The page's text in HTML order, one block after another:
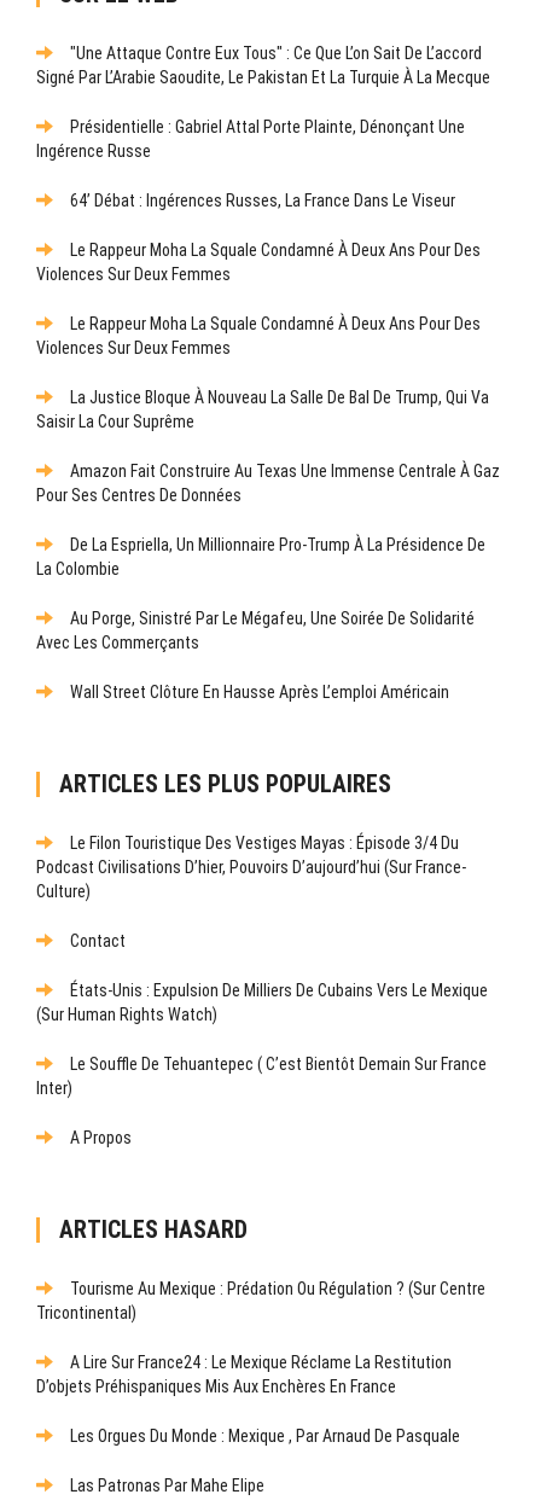
"Une Attaque Contre Eux Tous" : Ce Que L’on Sait De L’accord
Signé Par L’Arabie Saoudite, Le Pakistan Et La Turquie À La Mecque
Présidentielle : Gabriel Attal Porte Plainte, Dénonçant Une
Ingérence Russe
64’ Débat : Ingérences Russes, La France Dans Le Viseur
Le Rappeur Moha La Squale Condamné À Deux Ans Pour Des
Violences Sur Deux Femmes
Le Rappeur Moha La Squale Condamné À Deux Ans Pour Des
Violences Sur Deux Femmes
La Justice Bloque À Nouveau La Salle De Bal De Trump, Qui Va
Saisir La Cour Suprême
Amazon Fait Construire Au Texas Une Immense Centrale À Gaz
Pour Ses Centres De Données
De La Espriella, Un Millionnaire Pro-Trump À La Présidence De
La Colombie
Au Porge, Sinistré Par Le Mégafeu, Une Soirée De Solidarité
Avec Les Commerçants
Wall Street Clôture En Hausse Après L’emploi Américain
ARTICLES LES PLUS POPULAIRES
Le Filon Touristique Des Vestiges Mayas : Épisode 3/4 Du
Podcast Civilisations D’hier, Pouvoirs D’aujourd’hui (sur France-
Culture)
Contact
États-Unis : Expulsion De Milliers De Cubains Vers Le Mexique
(sur Human Rights Watch)
Le Souffle De Tehuantepec ( C’est Bientôt Demain Sur France
Inter)
A Propos
ARTICLES HASARD
Tourisme Au Mexique : Prédation Ou Régulation ? (Sur Centre
Tricontinental)
A Lire Sur France24 : Le Mexique Réclame La Restitution
D’objets Préhispaniques Mis Aux Enchères En France
Les Orgues Du Monde : Mexique , Par Arnaud De Pasquale
Las Patronas Par Mahe Elipe